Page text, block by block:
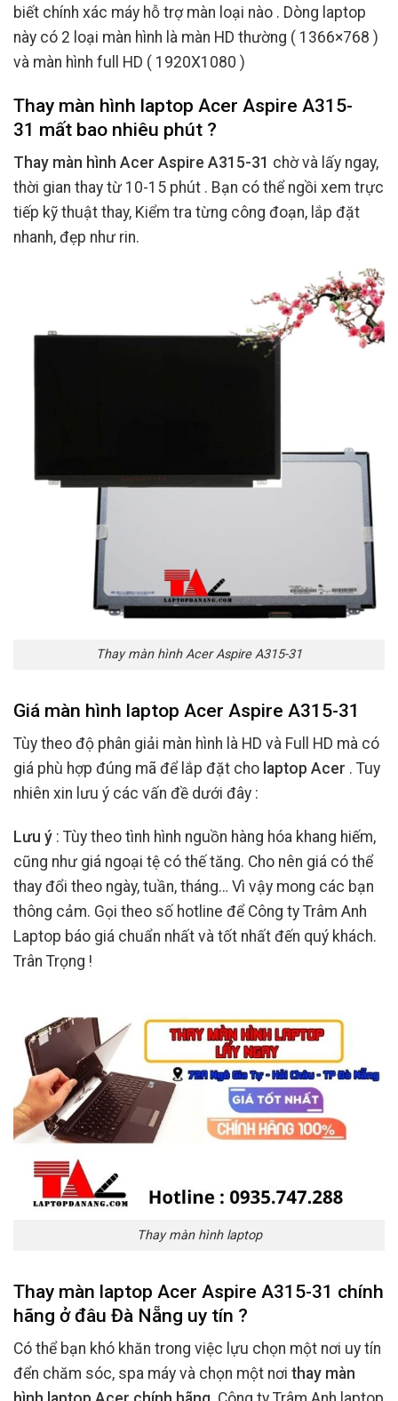
biết chính xác máy hỗ trợ màn loại nào . Dòng laptop
này có 2 loại màn hình là màn HD thường ( 1366×768 )
và màn hình full HD ( 1920X1080 )
Thay màn hình laptop Acer Aspire A315-
31 mất bao nhiêu phút ?
Thay màn hình Acer Aspire A315-31 chờ và lấy ngay,
thời gian thay từ 10-15 phút . Bạn có thể ngồi xem trực
tiếp kỹ thuật thay, Kiểm tra từng công đoạn, lắp đặt
nhanh, đẹp như rin.
Thay màn hình Acer Aspire A315-31
Giá màn hình laptop Acer Aspire A315-31
Tùy theo độ phân giải màn hình là HD và Full HD mà có
giá phù hợp đúng mã để lắp đặt cho laptop Acer . Tuy
nhiên xin lưu ý các vấn đề dưới đây :
Lưu ý : Tùy theo tình hình nguồn hàng hóa khang hiếm,
cũng như giá ngoại tệ có thế tăng. Cho nên giá có thể
thay đổi theo ngày, tuần, tháng… Vì vậy mong các bạn
thông cảm. Gọi theo số hotline để Công ty Trâm Anh
Laptop báo giá chuẩn nhất và tốt nhất đến quý khách.
Trân Trọng !
Thay màn hình laptop
Thay màn laptop Acer Aspire A315-31 chính
hãng ở đâu Đà Nẵng uy tín ?
Có thể bạn khó khăn trong việc lựu chọn một nơi uy tín
đển chăm sóc, spa máy và chọn một nơi thay màn